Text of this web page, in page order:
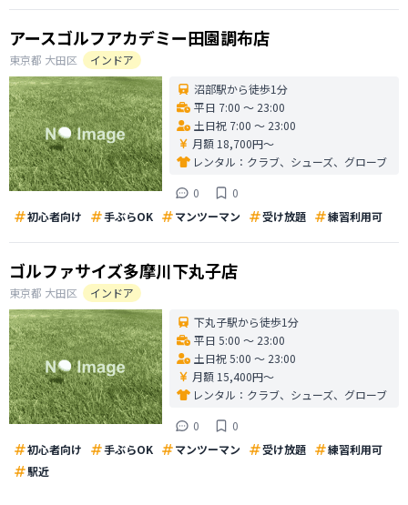
アースゴルフアカデミー田園調布店
東京都 大田区
インドア
沼部駅から徒歩1分
平日 7:00 〜 23:00
土日祝 7:00 〜 23:00
月額 18,700円〜
レンタル： クラブ、シューズ、グローブ
0
0
初心者向け
手ぶらOK マンツーマン 受け放題 練習利用可
ゴルファサイズ多摩川下丸子店
東京都 大田区
インドア
下丸子駅から徒歩1分
平日 5:00 〜 23:00
土日祝 5:00 〜 23:00
月額 15,400円〜
レンタル： クラブ、シューズ、グローブ
0
0
初心者向け
手ぶらOK マンツーマン 受け放題
練習利用可
駅近